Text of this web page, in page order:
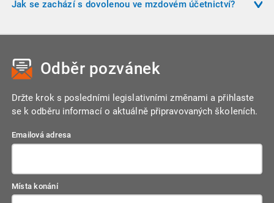
hotovosti musí být uvedeno místo výplaty.
doručení exekučního příkazu. Zaměstnavatel musí srážky
Jak se zachází s dovolenou ve mzdovém účetnictví?
pouze při skončení pracovního poměru.
Odběr pozvánek
Držte krok s posledními legislativními změnami a přihlaste
se k odběru informací o aktuálně připravovaných školeních.
Emailová adresa
Místa konání